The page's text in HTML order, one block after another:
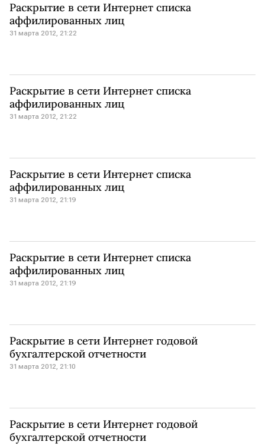
Раскрытие в сети Интернет списка
аффилированных лиц
31 марта 2012, 21:22
Раскрытие в сети Интернет списка
аффилированных лиц
31 марта 2012, 21:22
Раскрытие в сети Интернет списка
аффилированных лиц
31 марта 2012, 21:19
Раскрытие в сети Интернет списка
аффилированных лиц
31 марта 2012, 21:19
Раскрытие в сети Интернет годовой
бухгалтерской отчетности
31 марта 2012, 21:10
Раскрытие в сети Интернет годовой
бухгалтерской отчетности